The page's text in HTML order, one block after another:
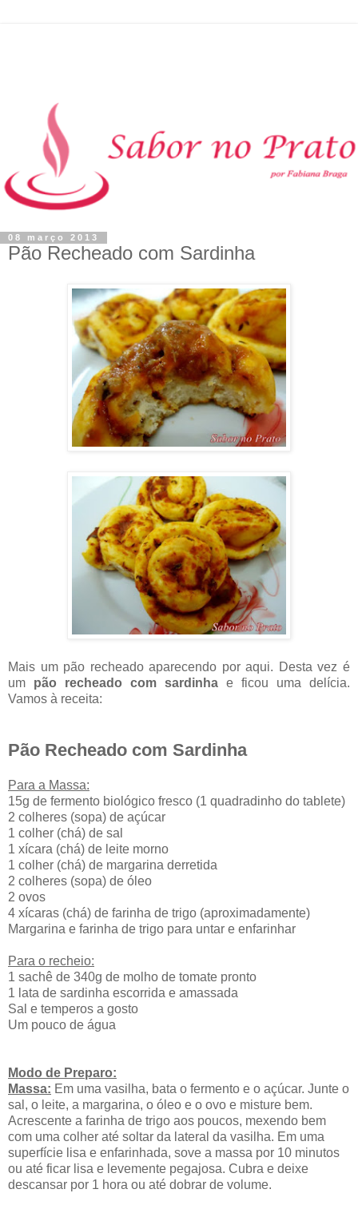
08 março 2013
Pão Recheado com Sardinha
Mais um pão recheado aparecendo por aqui. Desta vez é
um pão recheado com sardinha e ficou uma delícia.
Vamos à receita:
Pão Recheado com Sardinha
Para a Massa:
15g de fermento biológico fresco (1 quadradinho do tablete)
2 colheres (sopa) de açúcar
1 colher (chá) de sal
1 xícara (chá) de leite morno
1 colher (chá) de margarina derretida
2 colheres (sopa) de óleo
2 ovos
4 xícaras (chá) de farinha de trigo (aproximadamente)
Margarina e farinha de trigo para untar e enfarinhar
Para o recheio:
1 sachê de 340g de molho de tomate pronto
1 lata de sardinha escorrida e amassada
Sal e temperos a gosto
Um pouco de água
Modo de Preparo:
Massa: Em uma vasilha, bata o fermento e o açúcar. Junte o
sal, o leite, a margarina, o óleo e o ovo e misture bem.
Acrescente a farinha de trigo aos poucos, mexendo bem
com uma colher até soltar da lateral da vasilha. Em uma
superfície lisa e enfarinhada, sove a massa por 10 minutos
ou até ficar lisa e levemente pegajosa. Cubra e deixe
descansar por 1 hora ou até dobrar de volume.